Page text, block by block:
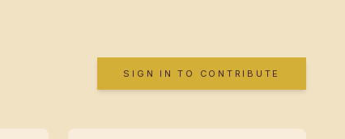
SIGN IN TO CONTRIBUTE